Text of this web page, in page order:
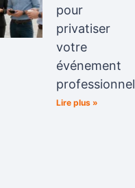
pour
privatiser
votre
événement
professionnel
Lire plus »